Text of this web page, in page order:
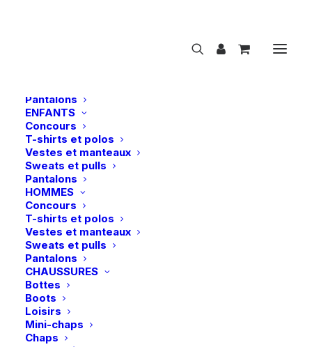
Pantalons
ENFANTS
Concours
T-shirts et polos
Vestes et manteaux
Sweats et pulls
Pantalons
HOMMES
Concours
T-shirts et polos
Vestes et manteaux
Sweats et pulls
Pantalons
CHAUSSURES
Bottes
Boots
Loisirs
Mini-chaps
Chaps
SD Design | Lanières d’éperons Hollywood
Glamorous – Raspberry Shimmer
SD Design | Lanières d’éperons Hollywood Glamorous –